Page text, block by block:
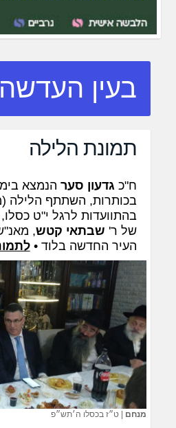
בעין העדשה
תמונת הלילה
ח"כ גדעון סער הנמצא
בכותרות, השתתף הלילה
בהתוועדות לרגל י"ט
של ר' שבתאי קטש,
העיר החדשה בלוד •
מנחם |ט״ז בכסלו ה׳תש״פ